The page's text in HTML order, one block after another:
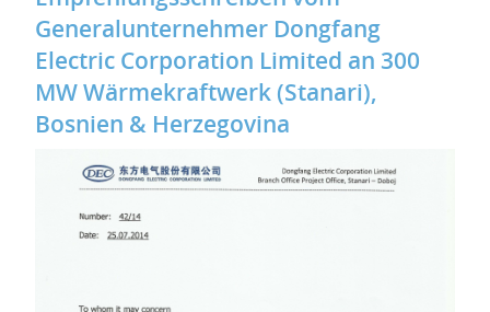
Generalunternehmer Dongfang
Electric Corporation Limited an 300
MW Wärmekraftwerk (Stanari),
Bosnien & Herzegovina